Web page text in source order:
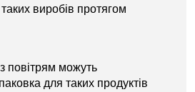
виробів протягом
повітрям можуть
для таких продуктів